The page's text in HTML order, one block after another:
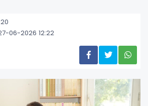
06-2026 12:22